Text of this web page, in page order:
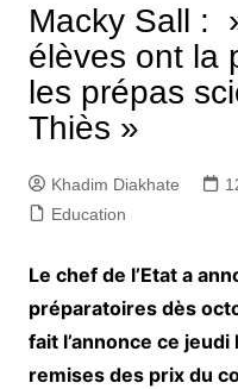
Macky Sall :
élèves ont la
les prépas
Thiès »
Khadim Diakhate
Education
Le chef de l’Etat a
préparatoires dès
fait l’annonce ce
remises des prix du